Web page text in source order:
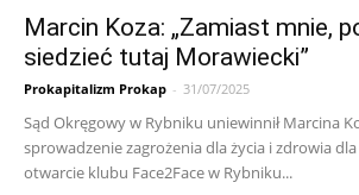
Marcin Koza: „Zamiast mnie,
siedzieć tutaj Morawiecki”
Prokapitalizm Prokap - 31/07/2025
Sąd Okręgowy w Rybniku uniewinnił Marcina
sprowadzenie zagrożenia dla życia i zdrowia
otwarcie klubu Face2Face w Rybniku...